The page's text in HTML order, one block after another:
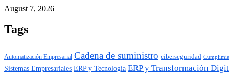
August 7, 2026
Tags
Automatización Empresarial Cadena de suministro ciberseguridad
Sistemas Empresariales ERP y Tecnología ERP y Transformación